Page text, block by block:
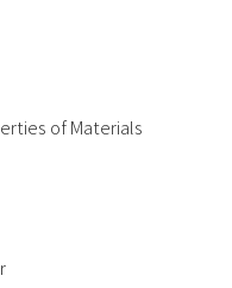
of Materials